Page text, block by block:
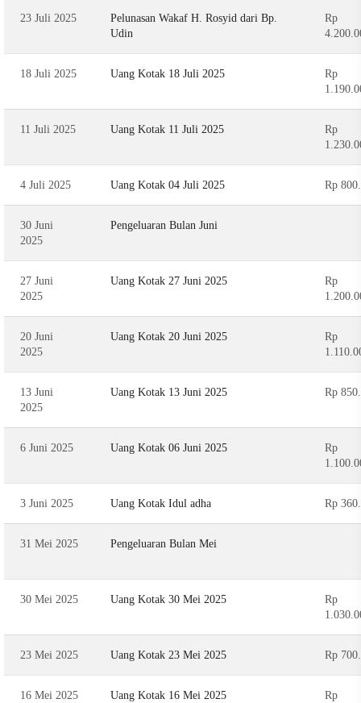
23 Juli 2025
Pelunasan Wakaf H. Rosyid dari Bp.
Udin
Rp
18 Juli 2025 Uang Kotak 18 Juli 2025
Rp
11 Juli 2025 Uang Kotak 11 Juli 2025
Rp
4 Juli 2025 Uang Kotak 04 Juli 2025 Rp
30 Juni
2025
Pengeluaran Bulan Juni
27 Juni
2025
Uang Kotak 27 Juni 2025
Rp
20 Juni
2025
Uang Kotak 20 Juni 2025
Rp
13 Juni
2025
Uang Kotak 13 Juni 2025 Rp
6 Juni 2025 Uang Kotak 06 Juni 2025
Rp
3 Juni 2025 Uang Kotak Idul adha Rp
31 Mei 2025 Pengeluaran Bulan Mei
30 Mei 2025 Uang Kotak 30 Mei 2025
Rp
23 Mei 2025 Uang Kotak 23 Mei 2025 Rp
16 Mei 2025 Uang Kotak 16 Mei 2025
Rp